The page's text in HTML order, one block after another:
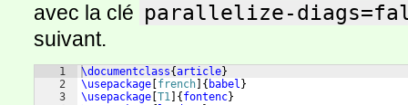
avec la clé parallelize-
suivant.
1
2
3
\documentclass{article}
\usepackage french { babel }
\usepackage T1 { fontenc}